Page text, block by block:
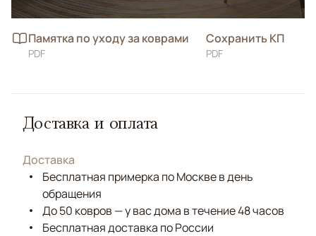
Памятка по уходу за коврами
PDF
Сохранить КП
PDF
Доставка и оплата
Доставка
Бесплатная примерка по Москве в день
обращения
До 50 ковров — у вас дома в течение 48 часов
Бесплатная доставка по России